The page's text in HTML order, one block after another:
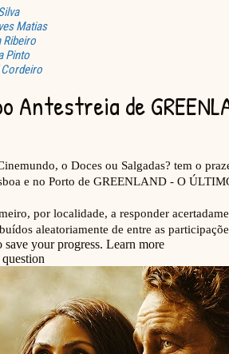
Matias
Ribeiro
Pinto